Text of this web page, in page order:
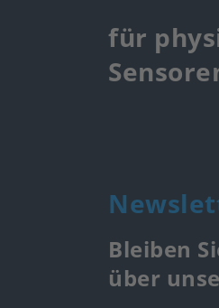
für
Bleiben
über